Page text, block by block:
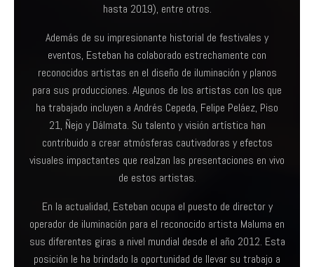
hasta 2019), entre otros.
Además de su impresionante historial de festivales y
eventos, Esteban ha colaborado estrechamente con
reconocidos artistas en el diseño de iluminación y planos
para sus producciones. Algunos de los artistas con los que
ha trabajado incluyen a Andrés Cepeda, Felipe Peláez, Piso
21, Ñejo y Dálmata. Su talento y visión artística han
contribuido a crear atmósferas cautivadoras y efectos
visuales impactantes que realzan las presentaciones en vivo
de estos artistas.
En la actualidad, Esteban ocupa el puesto de director y
operador de iluminación para el reconocido artista Maluma en
sus diferentes giras a nivel mundial desde el año 2012. Esta
posición le ha brindado la oportunidad de llevar su trabajo a